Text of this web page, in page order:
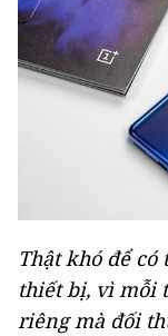
Thật khó để
thiết bị, vì mỗi
riêng mà đối